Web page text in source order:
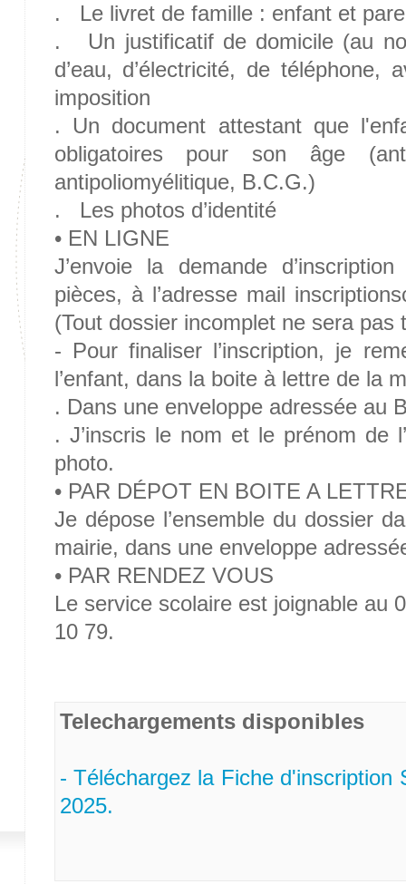
. Le livret de famille : enfant et
. Un justificatif de domicile (au
d’eau, d’électricité, de téléphone,
imposition
. Un document attestant que
obligatoires pour son âge
antipoliomyélitique, B.C.G.)
. Les photos d’identité
• EN LIGNE
J’envoie la demande
pièces, à l’adresse mail
(Tout dossier incomplet ne sera pas
- Pour finaliser l’inscription, je
l’enfant, dans la boite à lettre de la
. Dans une enveloppe adressée au
. J’inscris le nom et le prénom de
photo.
• PAR DÉPOT EN BOITE A
Je dépose l’ensemble du dossier
mairie, dans une enveloppe
• PAR RENDEZ VOUS
Le service scolaire est joignable au
10 79.
Telechargements disponibles
- Téléchargez la Fiche d'inscription
2025.